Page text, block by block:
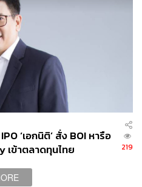
(mai)
หุ้น IPO
ทศไทย (ตลท.)
‘เอกนิติ’ สั่ง BOI หารือ
เข้าตลาดทุนไทย
219